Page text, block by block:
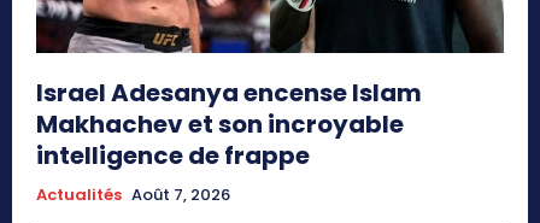
Israel Adesanya encense Islam
Makhachev et son incroyable
intelligence de frappe
Actualités Août 7, 2026